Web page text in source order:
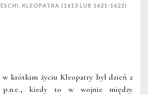
KLEOPATRA (1613 LUB 1621-1622)
krótkim życiu Kleopatry był dzień 2
p.n.e., kiedy to w wojnie między